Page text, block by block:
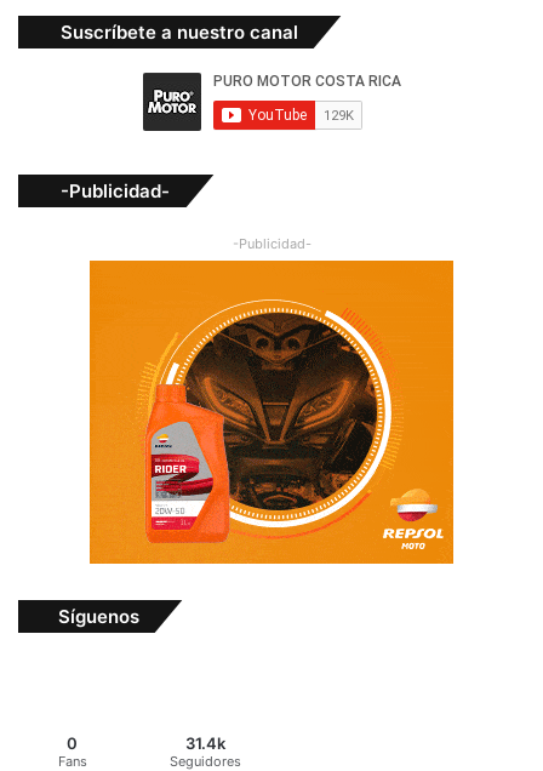
Suscríbete a nuestro canal
-Publicidad-
-Publicidad-
Síguenos
0
Fans
31.4k
Seguidores